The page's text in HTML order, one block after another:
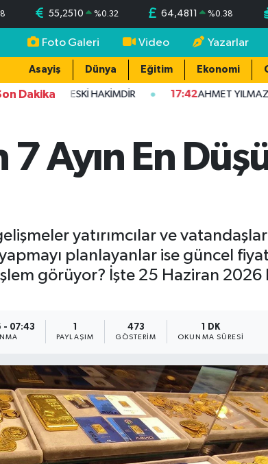
55,2510 %0.32 64,4811 %0.38
Foto Galeri Video Yazarlar
Asayiş Dünya Eğitim Ekonomi
Dakika ESKİ HAKİMDİR 17:42AHMET YILMAZ
7 Ayın En
yatırımcılar ve
yapmayı planlayanlar ise güncel
görüyor? İşte 25 Haziran 2026
- 07:43 1
PAYLAŞIM
473
GÖSTERIM
1 DK
OKUNMA SÜRESI